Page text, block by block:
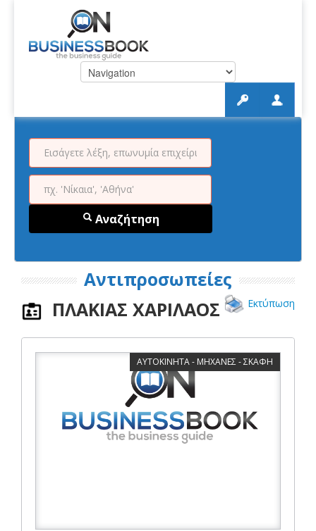
Αναζήτηση
Αντιπροσωπείες
ΠΛΑΚΙΑΣ ΧΑΡΙΛΑΟΣ Εκτύπωση
ΑΥΤΟΚΙΝΗΤΑ - ΜΗΧΑΝΕΣ - ΣΚΑΦΗ